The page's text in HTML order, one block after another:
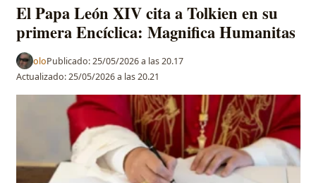
El Papa León XIV cita a Tolkien en su
primera Encíclica: Magnifica Humanitas
oloPublicado:25/05/2026 a las 20.17
Actualizado:25/05/2026 a las 20.21